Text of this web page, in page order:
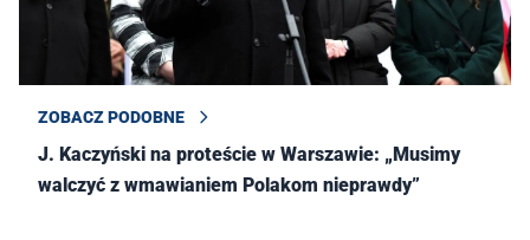
ZOBACZ PODOBNE
J. Kaczyński na proteście w Warszawie: „Musimy
walczyć z wmawianiem Polakom nieprawdy”